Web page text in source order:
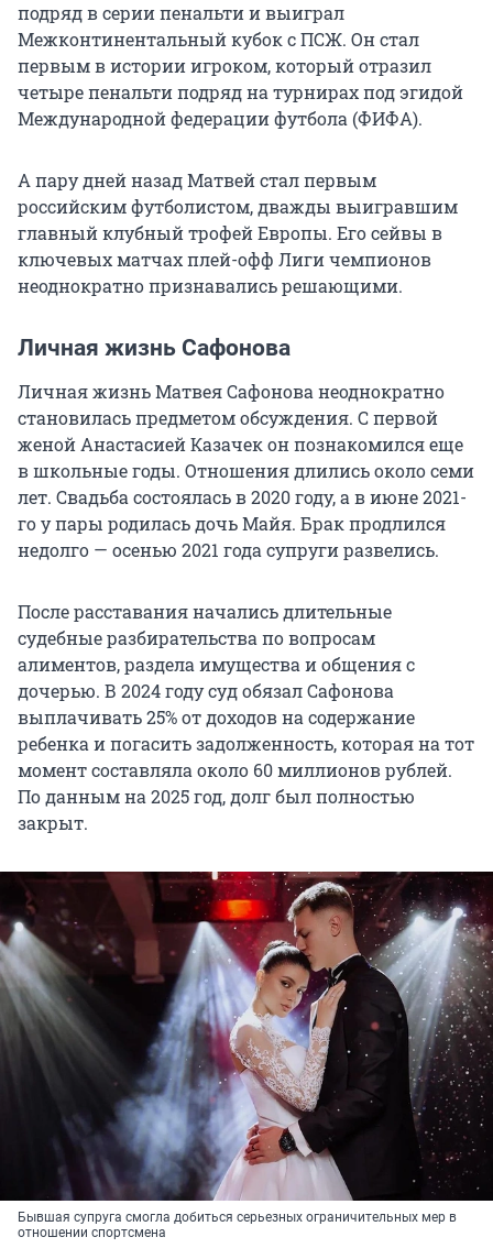
подряд в серии пенальти и выиграл
Межконтинентальный кубок с ПСЖ. Он стал
первым в истории игроком, который отразил
четыре пенальти подряд на турнирах под эгидой
Международной федерации футбола (ФИФА).
А пару дней назад Матвей стал первым
российским футболистом, дважды выигравшим
главный клубный трофей Европы. Его сейвы в
ключевых матчах плей-офф Лиги чемпионов
неоднократно признавались решающими.
Личная жизнь Сафонова
Личная жизнь Матвея Сафонова неоднократно
становилась предметом обсуждения. С первой
женой Анастасией Казачек он познакомился еще
в школьные годы. Отношения длились около семи
лет. Свадьба состоялась в 2020 году, а в июне 2021-
го у пары родилась дочь Майя. Брак продлился
недолго — осенью 2021 года супруги развелись.
После расставания начались длительные
судебные разбирательства по вопросам
алиментов, раздела имущества и общения с
дочерью. В 2024 году суд обязал Сафонова
выплачивать 25% от доходов на содержание
ребенка и погасить задолженность, которая на тот
момент составляла около 60 миллионов рублей.
По данным на 2025 год, долг был полностью
закрыт.
Бывшая супруга смогла добиться серьезных ограничительных мер в
отношении спортсмена